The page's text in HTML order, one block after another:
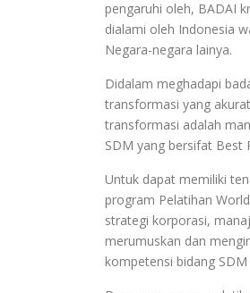
pengaruhi oleh, BADAI
dialami oleh Indonesia
Negara-negara lainya.
Didalam meghadapi
transformasi yang
transformasi adalah
SDM yang bersifat Best
Untuk dapat memiliki
program Pelatihan
strategi korporasi,
merumuskan dan
kompetensi bidang